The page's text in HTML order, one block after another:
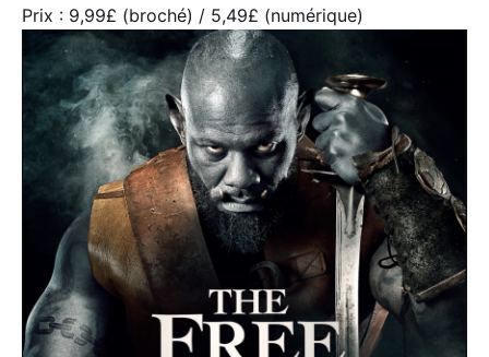
Prix : 9,99£ (broché) / 5,49£ (numérique)